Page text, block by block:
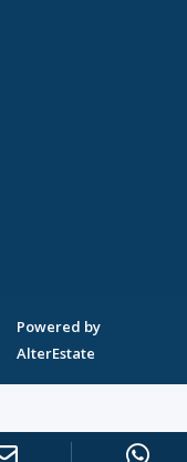
Powered by
AlterEstate